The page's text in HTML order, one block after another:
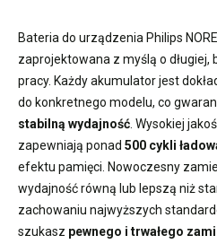
Bateria do urządzenia Philips
zaprojektowana z myślą o
pracy. Każdy akumulator jest
do konkretnego modelu, co
stabilną wydajność . Wysokiej
zapewniają ponad 500 cykli
efektu pamięci. Nowoczesny
wydajność równą lub lepszą niż
zachowaniu najwyższych
szukasz pewnego i trwałego